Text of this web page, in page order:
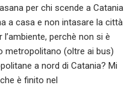
per chi scende a Catania
a casa e non intasare la città
perchè non si è
metropolitano (oltre ai bus)
a nord di Catania? Mi
è finito nel